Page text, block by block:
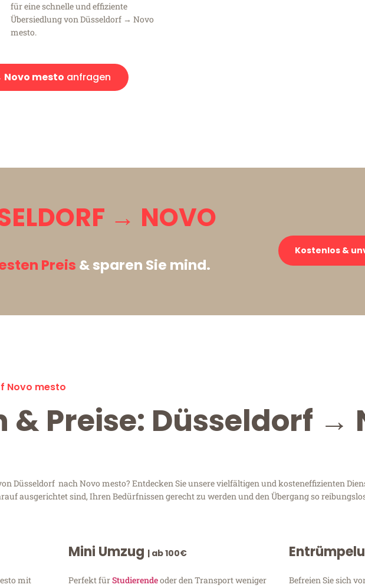
für eine schnelle und effiziente
Übersiedlung von Düsseldorf → Novo
mesto.
mesto anfragen
→ NOVO
Preis & sparen Sie mind.
Kostenlos &
Novo mesto
& Preise: Düsseldorf →
Düsseldorf nach Novo mesto? Entdecken Sie unsere vielfältigen und kosteneffizienten
ausgerichtet sind, Ihren Bedürfnissen gerecht zu werden und den Übergang so
mit
Mini Umzug | ab 100€
Perfekt fürStudierendeoder den Transport weniger
Befreien Sie sich